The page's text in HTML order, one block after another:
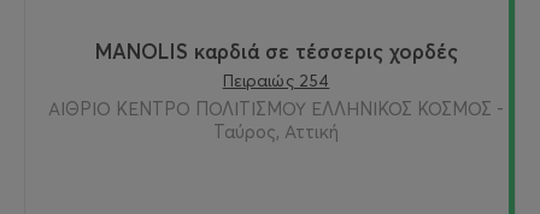
MANOLIS καρδιά σε τέσσερις χορδές
Πειραιώς 254
ΑΙΘΡΙΟ ΚΕΝΤΡΟ ΠΟΛΙΤΙΣΜΟΥ ΕΛΛΗΝΙΚΟΣ ΚΟΣΜΟΣ -
Ταύρος, Αττική